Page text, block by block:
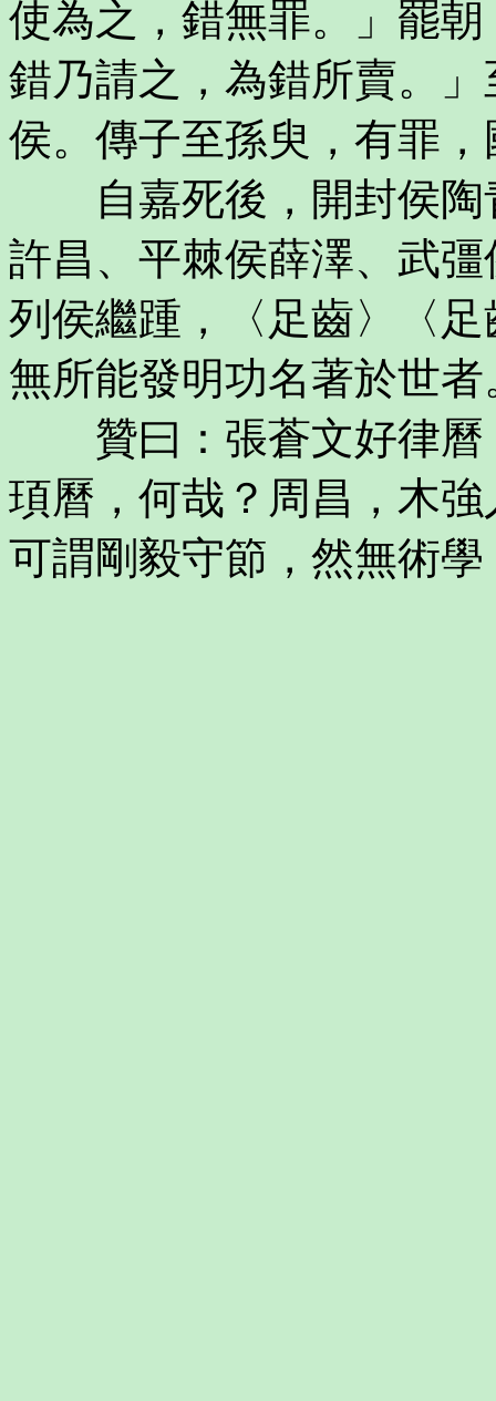
使為之，錯無罪。」罷
錯乃請之，為錯所賣。
侯。傳子至孫臾，有罪，
自嘉死後，開封侯陶
許昌、平棘侯薛澤、武
列侯繼踵，〈足齒〉〈
無所能發明功名著於世者
贊曰：張蒼文好律曆
頊曆，何哉？周昌，木
可謂剛毅守節，然無術